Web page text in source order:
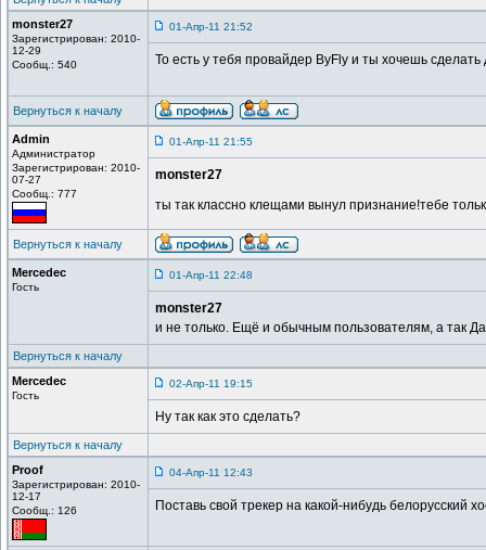
monster27
Зарегистрирован: 2010-
12-29
Сообщ.: 540
01-Апр-11 21:52
То есть у тебя провайдер ByFly и ты хочешь сделать
Вернуться к началу
Admin
Администратор
Зарегистрирован: 2010-
07-27
Сообщ.: 777
01-Апр-11 21:55
monster27
ты так классно клещами вынул признание!тебе
Вернуться к началу
Mercedec
Гость
01-Апр-11 22:48
monster27
и не только. Ещё и обычным пользователям, а так Да
Вернуться к началу
Mercedec
Гость
02-Апр-11 19:15
Ну так как это сделать?
Вернуться к началу
Proof
Зарегистрирован: 2010-
12-17
Сообщ.: 126
04-Апр-11 12:43
Поставь свой трекер на какой-нибудь белорусский